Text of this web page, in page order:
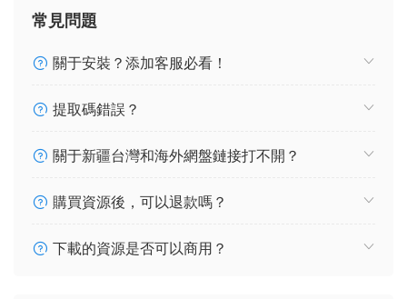
常見問題
關于安裝？添加客服必看！
提取碼錯誤？
關于新疆台灣和海外網盤鏈接打不開？
購買資源後，可以退款嗎？
下載的資源是否可以商用？